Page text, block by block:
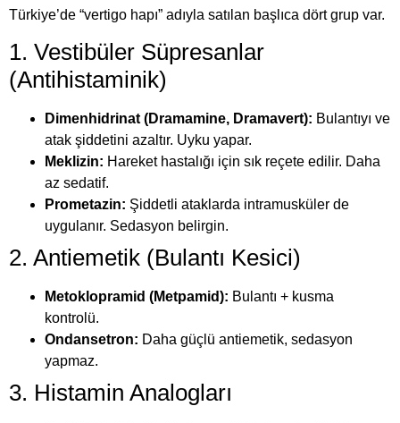
Türkiye’de “vertigo hapı” adıyla satılan başlıca dört grup var.
1. Vestibüler Süpresanlar
(Antihistaminik)
Dimenhidrinat (Dramamine, Dramavert): Bulantıyı ve
atak şiddetini azaltır. Uyku yapar.
Meklizin: Hareket hastalığı için sık reçete edilir. Daha
az sedatif.
Prometazin: Şiddetli ataklarda intramusküler de
uygulanır. Sedasyon belirgin.
2. Antiemetik (Bulantı Kesici)
Metoklopramid (Metpamid): Bulantı + kusma
kontrolü.
Ondansetron: Daha güçlü antiemetik, sedasyon
yapmaz.
3. Histamin Analogları